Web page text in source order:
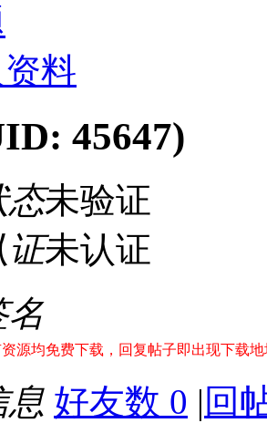
料
45647)
态未验证
证未认证
名
资源均免费下载，回复帖子即出现下载地
息 好友数 0 | 回